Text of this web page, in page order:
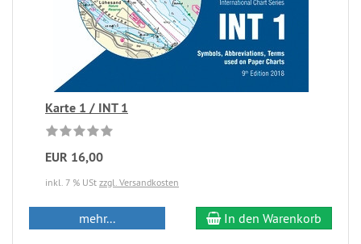
Karte 1 / INT 1
EUR 16,00
inkl. 7 % USt zzgl. Versandkosten
mehr... In den Warenkorb